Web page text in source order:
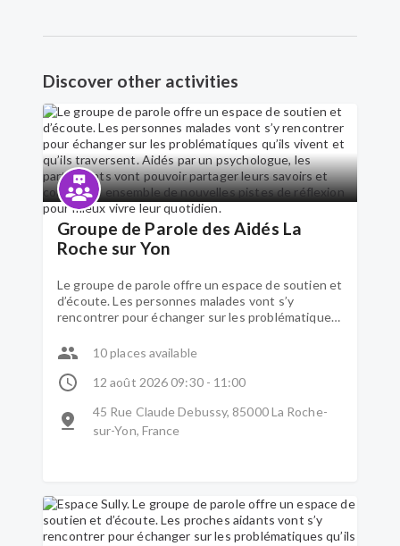
Discover other activities
Groupe de Parole des Aidés La
Roche sur Yon
Le groupe de parole offre un espace de soutien et
d’écoute. Les personnes malades vont s’y
rencontrer pour échanger sur les problématiques
psychologue, les participants vont pouvoir
nouvelles pistes de réflexion pour mieux vivre leur
10 places available
12 août 2026 09:30 - 11:00
45 Rue Claude Debussy, 85000 La Roche-
sur-Yon, France